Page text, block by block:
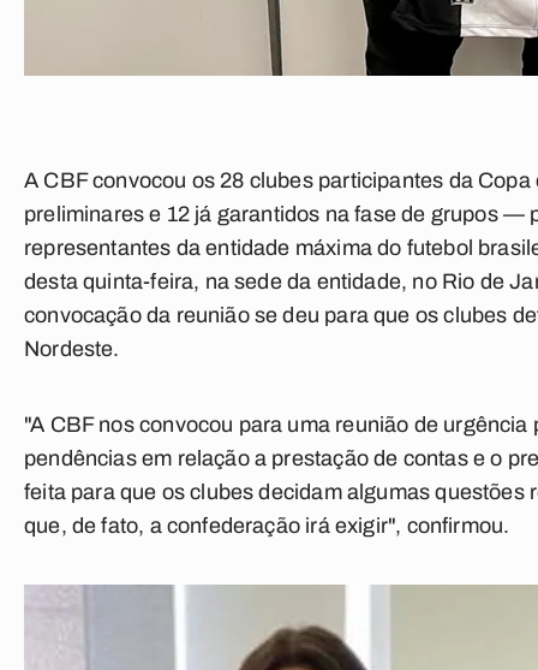
A CBF convocou os 28 clubes participantes da
preliminares e 12 já garantidos na fase de grupos
representantes da entidade máxima do futebol
desta quinta-feira, na sede da entidade, no Rio de
convocação da reunião se deu para que os clubes
Nordeste.
"A CBF nos convocou para uma reunião de
pendências em relação a prestação de contas e o
feita para que os clubes decidam algumas
que, de fato, a confederação irá exigir", confirmou.